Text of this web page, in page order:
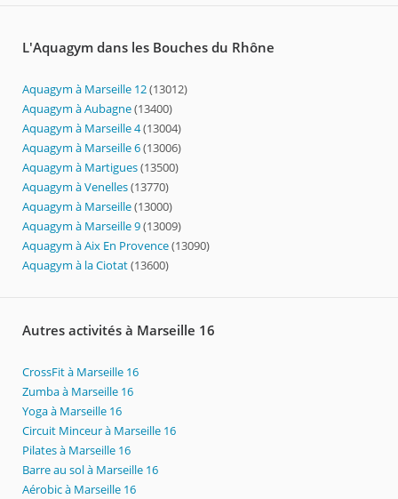
L'Aquagym dans les Bouches du Rhône
Aquagym à Marseille 12(13012)
Aquagym à Aubagne(13400)
Aquagym à Marseille 4(13004)
Aquagym à Marseille 6(13006)
Aquagym à Martigues(13500)
Aquagym à Venelles(13770)
Aquagym à Marseille(13000)
Aquagym à Marseille 9(13009)
Aquagym à Aix En Provence(13090)
Aquagym à la Ciotat(13600)
Autres activités à Marseille 16
CrossFit à Marseille 16
Zumba à Marseille 16
Yoga à Marseille 16
Circuit Minceur à Marseille 16
Pilates à Marseille 16
Barre au sol à Marseille 16
Aérobic à Marseille 16